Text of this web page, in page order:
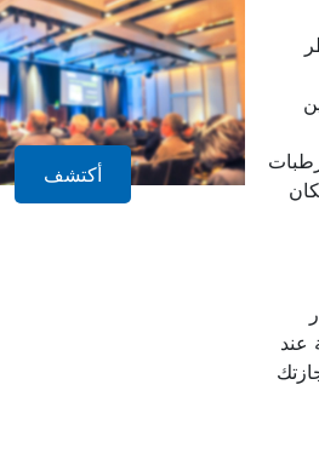
عند
أكتشف